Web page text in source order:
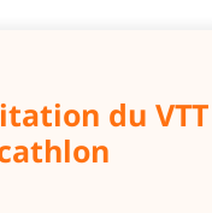
du VTT